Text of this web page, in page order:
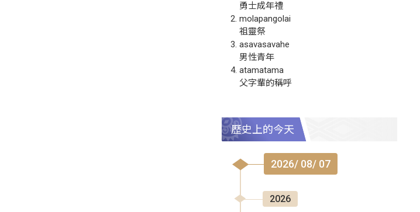
勇士成年禮
molapangolai
祖靈祭
asavasavahe
男性青年
atamatama
父字輩的稱呼
歷史上的今天
2026/ 08/ 07
2026